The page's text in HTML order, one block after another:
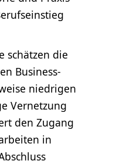
schätzen die
Business-
niedrigen
Vernetzung
den Zugang
in